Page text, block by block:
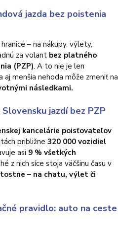
jazda bez poistenia
– na nákupy, výlety,
za volant bez platného
(PZP). A to nie je len
aj menšia nehoda môže zmeniť na
následkami.
jazdí bez PZP
kancelárie poisťovateľov
približne 320 000 vozidiel
asi 9 % všetkých
z nich síce stoja väčšinu času v
– na chatu, výlet či
pravidlo: auto na ceste